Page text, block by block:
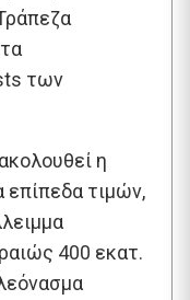
των
η
επίπεδα τιμών,
400 εκατ.